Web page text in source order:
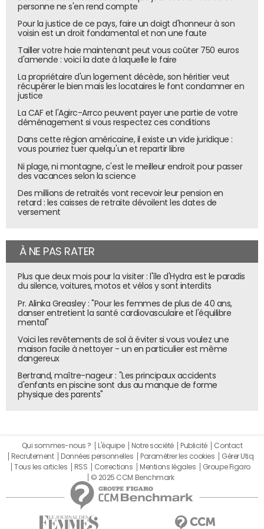
sensiblement inférieurs à ceux des médias d’actualités
traditionnels : le temps passé par page est de 5,4 fois
inférieur, et le nombre de pages consultées par visiteur
est divisé par 3. Point important : leur trafic provient
majoritairement de Google (62%), devant Meta (17%), ce
qui "confirme le rôle central des plateformes dans la
diffusion de ces contenus", indiquent les auteurs dans un
communiqué.
"Cette étude confirme l’installation durable des sites
d’information générés par l’IA dans le paysage numérique
français. Si leur audience progresse rapidement, c’est
bien parce que ces acteurs sont largement portés par
jouent un rôle déterminant dans leur visibilité et leur
distribution auprès du grand public. De quoi nous
recommandation qui structurent désormais l’accès à
l’information, sur la transparence des processus
les conditions de concurrence avec les médias qui
et vérifiée", déclare Laure de Lataillade, CEO du Geste.
ont à ce jour été recensés par Next en France, un chiffre
qui a pratiquement doublé depuis décembre, quand
8 800 étaient détectés.
personne ne s'en rend compte
Pour la justice de ce pays, faire un doigt d'honneur à son
voisin est un droit fondamental et non une faute
Tailler votre haie maintenant peut vous coûter 750 euros
d'amende : voici la date à laquelle le faire
La propriétaire d'un logement décède, son héritier veut
récupérer le bien mais les locataires le font condamner en
justice
La CAF et l'Agirc-Arrco peuvent payer une partie de votre
déménagement si vous respectez ces conditions
Dans cette région américaine, il existe un vide juridique :
vous pourriez tuer quelqu'un et repartir libre
Ni plage, ni montagne, c'est le meilleur endroit pour passer
des vacances selon la science
Des millions de retraités vont recevoir leur pension en
retard : les caisses de retraite dévoilent les dates de
versement
À NE PAS RATER
Plus que deux mois pour la visiter : l'île d'Hydra est le paradis
du silence, voitures, motos et vélos y sont interdits
Pr. Alinka Greasley : "Pour les femmes de plus de 40 ans,
danser entretient la santé cardiovasculaire et l'équilibre
mental"
Voici les revêtements de sol à éviter si vous voulez une
maison facile à nettoyer - un en particulier est même
dangereux
Bertrand, maître-nageur : "Les principaux accidents
d'enfants en piscine sont dus au manque de forme
physique des parents"
Qui sommes-nous ? L'équipe Notre société Publicité
Contact
Recrutement
Données personnelles Paramétrer les cookies
Gérer Utiq
Tous les articles
RSS Corrections Mentions légales
Groupe Figaro
© 2025 CCM Benchmark